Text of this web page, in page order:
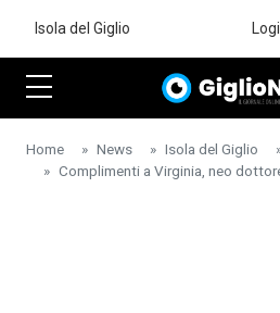
Isola del Giglio
Home News Isola del Giglio
Complimenti a Virginia, neo